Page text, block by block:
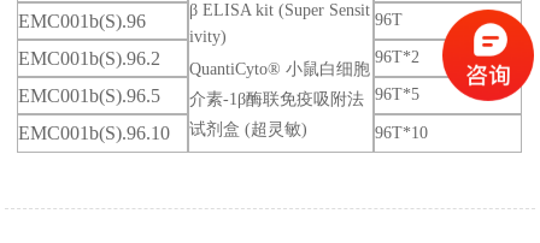
β ELISA kit (Super Sensit
ivity)
QuantiCyto® 小鼠白细胞
介素-1β酶联免疫吸附法
试剂盒 (超灵敏)
EMC001b(S).96 96T
EMC001b(S).96.2 96T*2
EMC001b(S).96.5 96T*5
EMC001b(S).96.10 96T*10